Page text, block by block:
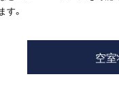
。
空